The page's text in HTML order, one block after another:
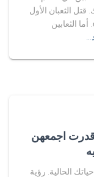
قتل الثعبان الأول
الثعابين
اجمعهن
الحالية. رؤية